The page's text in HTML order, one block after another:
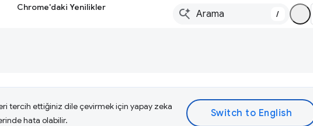
Chrome'daki Yenilikler
/
tercih ettiğiniz dile çevirmek için yapay zeka
hata olabilir.